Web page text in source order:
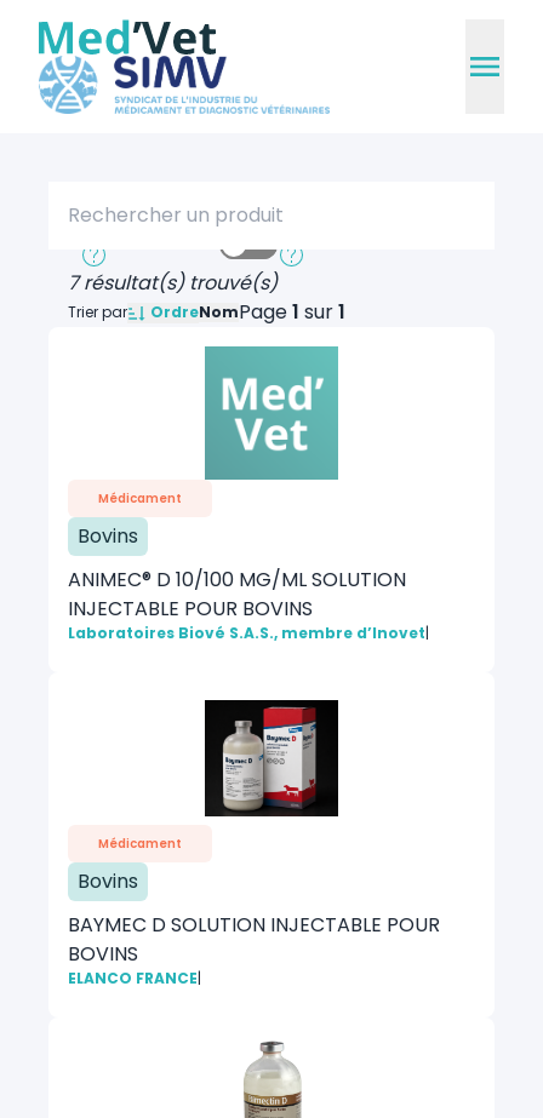
Recherche rapide
7 résultat(s) trouvé(s)
Trier par OrdreNomPage1 sur1
Médicament
Bovins
ANIMEC® D 10/100 MG/ML SOLUTION
INJECTABLE POUR BOVINS
Laboratoires Biové S.A.S., membre d’Inovet|
Médicament
Bovins
BAYMEC D SOLUTION INJECTABLE POUR
BOVINS
ELANCO FRANCE|